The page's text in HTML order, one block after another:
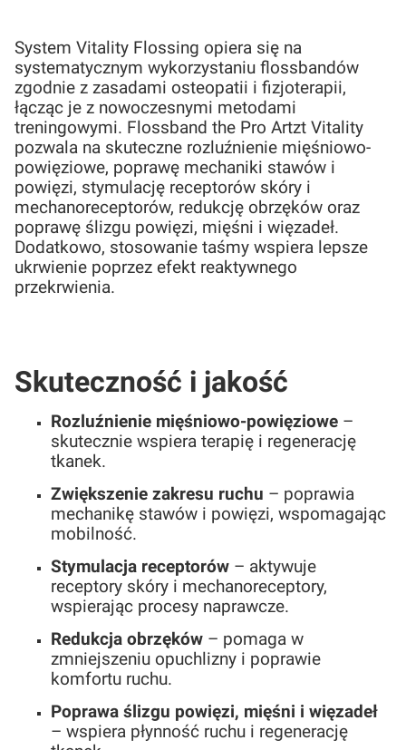
System Vitality Flossing opiera się na
systematycznym wykorzystaniu flossbandów
zgodnie z zasadami osteopatii i fizjoterapii,
łącząc je z nowoczesnymi metodami
treningowymi. Flossband the Pro Artzt Vitality
pozwala na skuteczne rozluźnienie mięśniowo-
powięziowe, poprawę mechaniki stawów i
powięzi, stymulację receptorów skóry i
mechanoreceptorów, redukcję obrzęków oraz
poprawę ślizgu powięzi, mięśni i więzadeł.
Dodatkowo, stosowanie taśmy wspiera lepsze
ukrwienie poprzez efekt reaktywnego
przekrwienia.
Skuteczność i jakość
Rozluźnienie mięśniowo-powięziowe –
skutecznie wspiera terapię i regenerację
tkanek.
Zwiększenie zakresu ruchu – poprawia
mechanikę stawów i powięzi, wspomagając
mobilność.
Stymulacja receptorów – aktywuje
receptory skóry i mechanoreceptory,
wspierając procesy naprawcze.
Redukcja obrzęków – pomaga w
zmniejszeniu opuchlizny i poprawie
komfortu ruchu.
Poprawa ślizgu powięzi, mięśni i więzadeł
– wspiera płynność ruchu i regenerację